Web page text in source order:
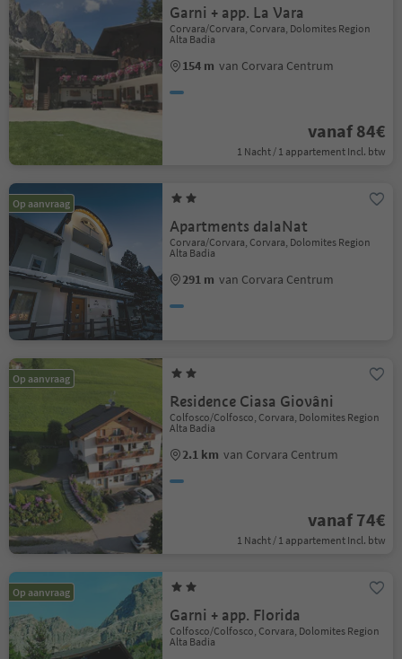
Garni + app. La Vara
Corvara/Corvara, Corvara, Dolomites Region
Alta Badia
154 m van Corvara Centrum
vanaf 84€
1 Nacht / 1 appartement Incl. btw
Op aanvraag
Apartments dalaNat
Corvara/Corvara, Corvara, Dolomites Region
Alta Badia
291 m van Corvara Centrum
Op aanvraag
Residence Ciasa Giovâni
Colfosco/Colfosco, Corvara, Dolomites Region
Alta Badia
2.1 km van Corvara Centrum
vanaf 74€
1 Nacht / 1 appartement Incl. btw
Op aanvraag
Garni + app. Florida
Colfosco/Colfosco, Corvara, Dolomites Region
Alta Badia